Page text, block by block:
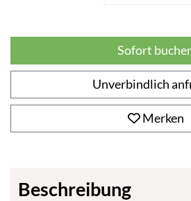
Sofort
Unverbindlich
Merken
Beschreibung